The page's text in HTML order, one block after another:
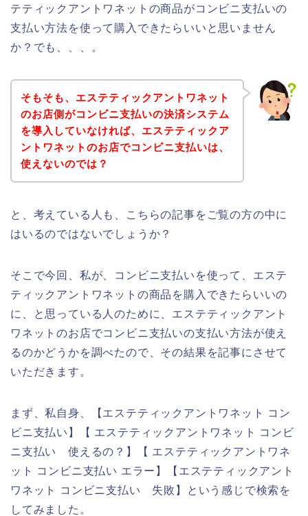
テティックアントワネットの商品がコンビニ支払いの
支払い方法を使って購入できたらいいと思いません
か？でも、、、。
そもそも、エステティックアントワネット
のお店側がコンビニ支払いの決済システム
を導入していなければ、エステティックア
ントワネットのお店でコンビニ支払いは、
使えないのでは？
と、考えている人も、こちらの記事をご覧の方の中に
はいるのではないでしょうか？
そこで今回、私が、コンビニ支払いを使って、エステ
ティックアントワネットの商品を購入できたらいいの
に、と思っている人のために、エステティックアント
ワネットのお店でコンビニ支払いの支払い方法が使え
るのかどうかを調べたので、その結果を記事にさせて
いただきます。
まず、私自身、【エステティックアントワネット コン
ビニ支払い】【 エステティックアントワネット コンビ
ニ支払い 使えるの？】【 エステティックアントワネ
ット コンビニ支払い エラー】【エステティックアント
ワネット コンビニ支払い 失敗】という感じで検索を
してみました。